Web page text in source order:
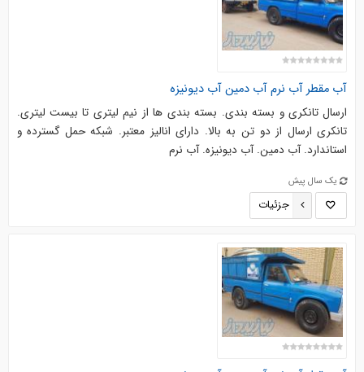
آب مقطر آب نرم آب دمین آب دیونیزه
ارسال تانکری و بسته بندی. بسته بندی ها از نیم لیتری تا بیست لیتری.
تانکری ارسال از دو تن به بالا. دارای انالیز معتبر. شبکه حمل گسترده و
استاندارد. آب دمین. آب دیونیزه. آب نرم
یک سال پیش
جزئیات